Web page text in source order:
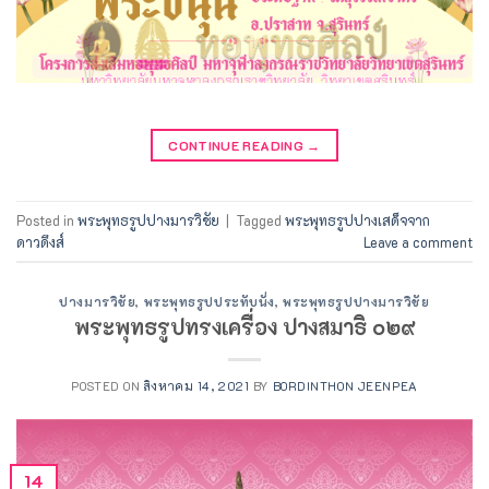
CONTINUE READING →
Posted in พระพุทธรูปปางมารวิชัย Tagged พระพุทธรูปปางเสด็จจาก
ดาวดึงส์
Leave a comment
ปางมารวิชัย, พระพุทธรูปประทับนั่ง,พระพุทธรูปปางมารวิชัย
พระพุทธรูปทรงเครื่อง ปางสมาธิ ๐๒๙
POSTED ON สิงหาคม 14, 2021 BY BORDINTHON JEENPEA
14